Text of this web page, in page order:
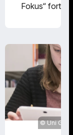
Fokus“
SUB Göttingen
Uni